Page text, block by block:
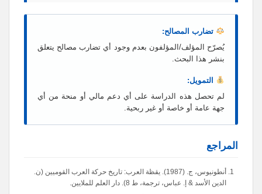
تضارب المصالح:
يُصرّح المؤلف/المؤلفون بعدم وجود أي تضارب مصالح يتعلق
بنشر هذا البحث.
التمويل:
لم تحصل هذه الدراسة على أي دعم مالي أو منحة من أي
جهة عامة أو خاصة أو غير ربحية.
المراجع
أنطونيوس، ج. (1987). يقظة العرب: تاريخ حركة العرب القوميين (ن.
الدين الأسد & إ. عباس، ترجمة، ط 8). دار العلم للملايين.